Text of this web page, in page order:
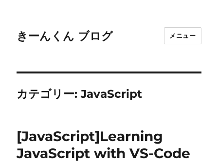
きーんくん ブログ メニュー
カテゴリー:JavaScript
[JavaScript]Learning
JavaScript with VS-Code